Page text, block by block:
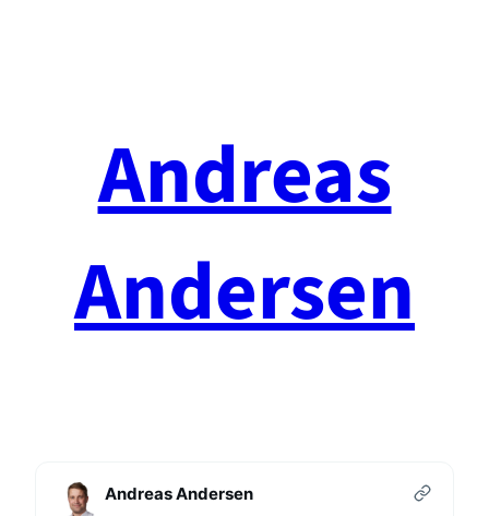
Andreas
Andersen
Andreas Andersen